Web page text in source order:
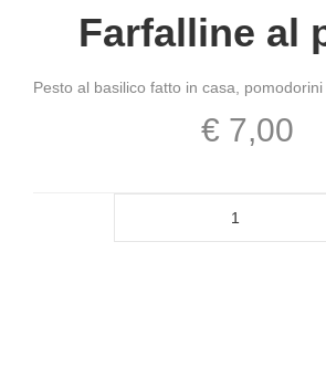
Farfalline al
Pesto al basilico fatto in casa, pomodorini
€ 7,00